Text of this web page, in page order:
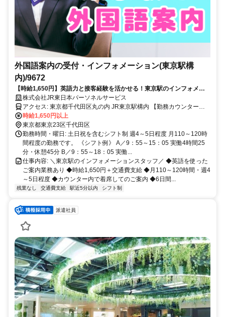
外国語案内の受付・インフォメーション(東京駅構
内)/9672
【時給1,650円】英語力と接客経験を活かせる！東京駅のインフォメー
ションスタッフ
株式会社JR東日本パーソネルサービス
アクセス: 東京都千代田区丸の内 JR東京駅構内 【勤務カウンター】
・中央通路インフォメーション ・丸の内中央インフォメーション ・
総合案内カウンター
時給1,650円以上
東京都東京23区千代田区
勤務時間・曜日: 土日祝を含むシフト制 週4～5日程度 月110～120時
間程度の勤務です。 《シフト例》 A／9：55～15：05 実働4時間25
分・休憩45分 B／9：55～18：05 実働...
仕事内容: ＼東京駅のインフォメーションスタッフ／ ◆英語を使った
ご案内業務あり ◆時給1,650円＋交通費支給 ◆月110～120時間・週4
～5日程度 ◆カウンター内で着席してのご案内 ◆6日間...
残業なし 交通費支給 駅近5分以内 シフト制
派遣社員